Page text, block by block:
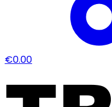
€0.00